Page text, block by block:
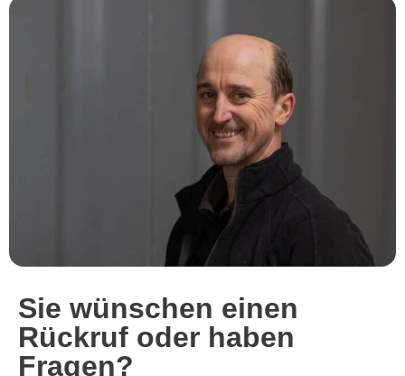
Sie wünschen einen
Rückruf oder haben
Fragen?